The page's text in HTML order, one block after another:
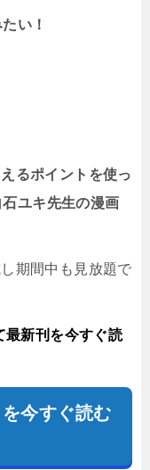
い！
るポイントを使っ
ユキ先生の漫画
期間中も見放題で
新刊を今すぐ読
今すぐ読む